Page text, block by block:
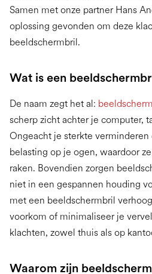
Samen met onze partner Hans
oplossing gevonden om deze
beeldschermbril.
Wat is een
De naam zegt het al:
scherp zicht achter je computer,
Ongeacht je sterkte verminderen
belasting op je ogen, waardoor
raken. Bovendien zorgen
niet in een gespannen houding
met een beeldschermbril
voorkom of minimaliseer je
klachten, zowel thuis als op
Waarom zijn